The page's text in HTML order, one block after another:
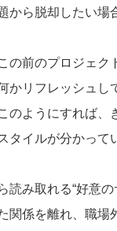
から脱却したい
の前のプロジェ
かリフレッシュ
のようにすれば
タイルが分かって
読み取れる“好意の
関係を離れ、職